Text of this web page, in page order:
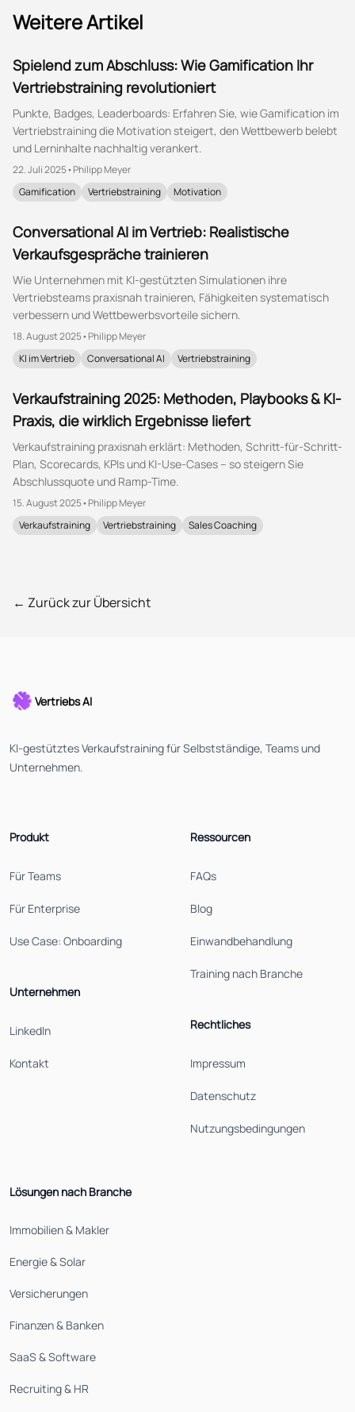
Weitere Artikel
Spielend zum Abschluss: Wie Gamification Ihr
Vertriebstraining revolutioniert
Punkte, Badges, Leaderboards: Erfahren Sie, wie Gamification im
Vertriebstraining die Motivation steigert, den Wettbewerb belebt
und Lerninhalte nachhaltig verankert.
22. Juli 2025•Philipp Meyer
Gamification
Vertriebstraining Motivation
Conversational AI im Vertrieb: Realistische
Verkaufsgespräche trainieren
Wie Unternehmen mit KI-gestützten Simulationen ihre
Vertriebsteams praxisnah trainieren, Fähigkeiten systematisch
verbessern und Wettbewerbsvorteile sichern.
18. August 2025•Philipp Meyer
KI im Vertrieb
Conversational AI Vertriebstraining
Verkaufstraining 2025: Methoden, Playbooks & KI-
Praxis, die wirklich Ergebnisse liefert
Verkaufstraining praxisnah erklärt: Methoden, Schritt-für-Schritt-
Plan, Scorecards, KPIs und KI-Use-Cases – so steigern Sie
Abschlussquote und Ramp-Time.
15. August 2025•Philipp Meyer
Verkaufstraining
Vertriebstraining Sales Coaching
← Zurück zur Übersicht
Vertriebs AI
KI-gestütztes Verkaufstraining für Selbstständige, Teams und
Unternehmen.
Produkt
Für Teams
Für Enterprise
Use Case: Onboarding
Unternehmen
LinkedIn
Kontakt
Ressourcen
FAQs
Blog
Einwandbehandlung
Training nach Branche
Rechtliches
Impressum
Datenschutz
Nutzungsbedingungen
Lösungen nach Branche
Immobilien & Makler
Energie & Solar
Versicherungen
Finanzen & Banken
SaaS & Software
Recruiting & HR